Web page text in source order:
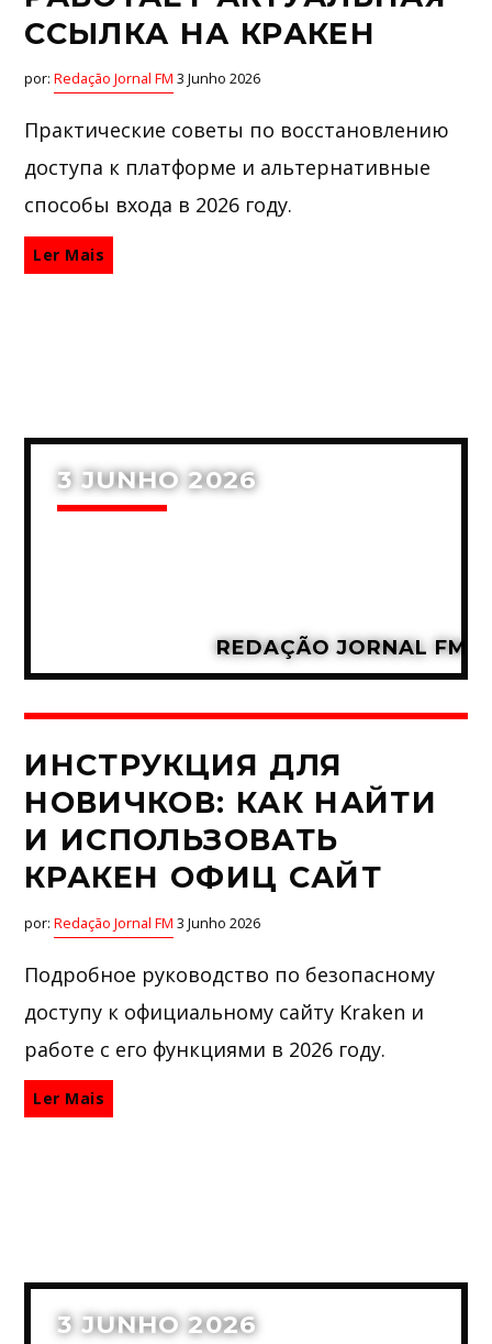
ССЫЛКА НА КРАКЕН
por:Redação Jornal FM 3 Junho 2026
Практические советы по восстановлению
доступа к платформе и альтернативные
способы входа в 2026 году.
Ler Mais
3 JUNHO 2026
REDAÇÃO JORNAL FM
ИНСТРУКЦИЯ ДЛЯ
НОВИЧКОВ: КАК НАЙТИ
И ИСПОЛЬЗОВАТЬ
КРАКЕН ОФИЦ САЙТ
por:Redação Jornal FM 3 Junho 2026
Подробное руководство по безопасному
доступу к официальному сайту Kraken и
работе с его функциями в 2026 году.
Ler Mais
3 JUNHO 2026